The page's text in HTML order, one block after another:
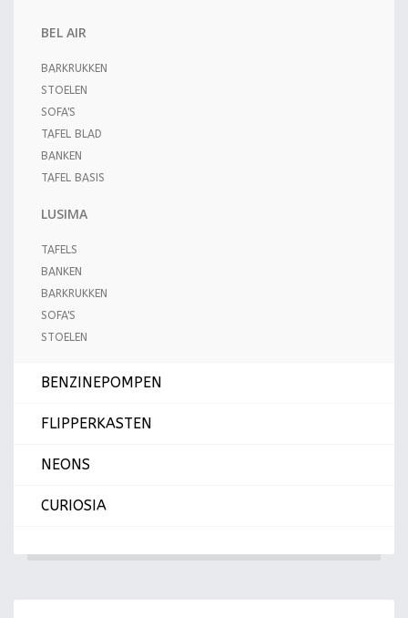
BEL AIR
BARKRUKKEN
STOELEN
SOFA'S
TAFEL BLAD
BANKEN
TAFEL BASIS
LUSIMA
TAFELS
BANKEN
BARKRUKKEN
SOFA'S
STOELEN
BENZINEPOMPEN
FLIPPERKASTEN
NEONS
CURIOSIA